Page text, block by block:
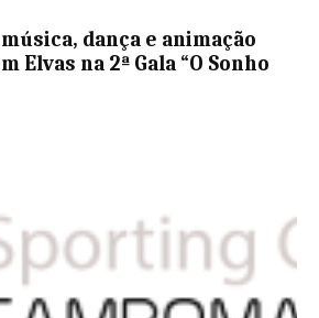
dança e animação
Elvas na 2ª Gala “O Sonho